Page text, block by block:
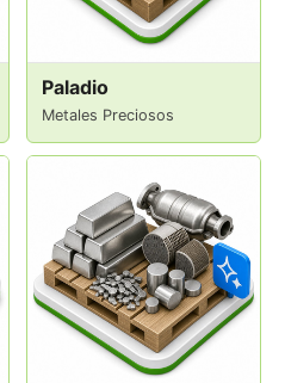
Paladio
Metales Preciosos